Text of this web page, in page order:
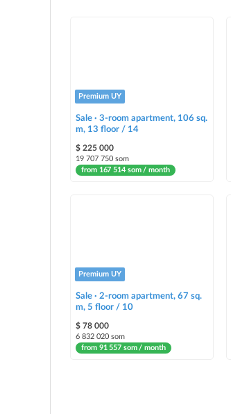
Premium UY
Sale · 3-room apartment, 106 sq.
m, 13 floor / 14
$ 225 000
19 707 750 som
from 167 514 som / month
Premium UY
Sale · 2-room apartment, 67 sq.
m, 5 floor / 10
$ 78 000
6 832 020 som
from 91 557 som / month